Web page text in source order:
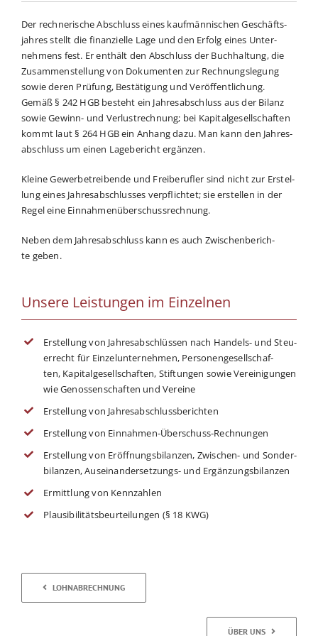
Der rech­ne­ri­sche Abschluss eines kauf­män­ni­schen Geschäfts­
jahres stellt die finan­zi­el­le Lage und den Erfolg eines Unter­
nehmens fest. Er ent­hält den Abschluss der Buch­hal­tung, die
Zusam­men­stel­lung von Doku­men­ten zur Rech­nungs­le­gung
sowie deren Prü­fung, Bestä­ti­gung und Ver­öf­fent­li­chung.
Gemäß § 242 HGB besteht ein Jah­res­ab­schluss aus der Bilanz
sowie Gewinn- und Ver­lust­rech­nung; bei Kapi­tal­ge­sell­schaf­ten
kommt laut § 264 HGB ein Anhang dazu. Man kann den Jah­res­
ab­schluss um einen Lage­be­richt ergänzen.
Klei­ne Gewer­be­trei­ben­de und Frei­be­ruf­ler sind nicht zur Erstel­
lung eines Jah­res­ab­schlus­ses ver­pflich­tet; sie erstel­len in der
Regel eine Einnahmenüberschussrechnung.
Neben dem Jah­res­ab­schluss kann es auch Zwi­schen­be­rich­
te geben.
Unsere Leistungen im Einzelnen
Erstel­lung von Jah­res­ab­schlüs­sen nach Han­dels- und Steu­
er­recht für Ein­zel­un­ter­neh­men, Per­so­nen­ge­sell­schaf­
ten, Kapi­tal­ge­sell­schaf­ten, Stif­tun­gen sowie Ver­ei­ni­gun­gen
wie Genos­sen­schaf­ten und Vereine
Erstel­lung von Jahresabschlussberichten
Erstel­lung von Einnahmen-Überschuss-Rechnungen
Erstel­lung von Eröff­nungs­bi­lan­zen, Zwi­schen- und Son­der­
bi­lan­zen, Aus­ein­an­der­set­zungs- und Ergänzungsbilanzen
Ermitt­lung von Kennzahlen
Plau­si­bi­li­täts­be­ur­tei­lun­gen (§ 18 KWG)
LOHN­AB­RECH­NUNG
ÜBER UNS